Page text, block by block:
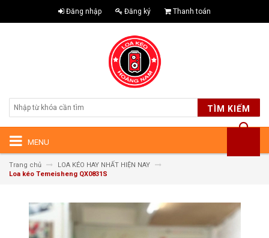
Đăng nhập Đăng ký Thanh toán
TÌM KIẾM
MENU
Trang chủ
LOA KÉO HAY NHẤT HIỆN NAY
Loa kéo Temeisheng QX0831S